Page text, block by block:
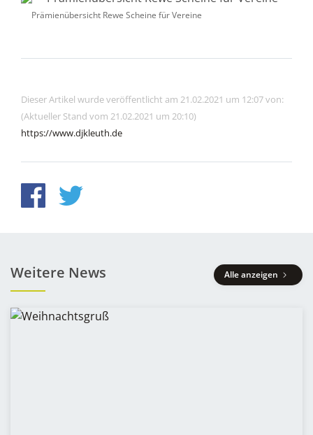
Prämienübersicht Rewe Scheine für Vereine
Dieser Artikel wurde veröffentlicht am 21.02.2021 um 12:07 von:
(Aktueller Stand vom 21.02.2021 um 20:10)
https://www.djkleuth.de
Weitere News Alle anzeigen